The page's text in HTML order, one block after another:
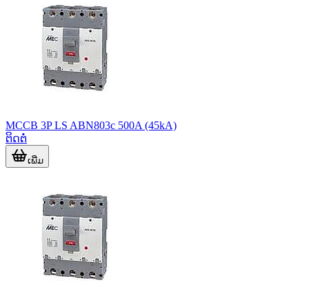
MCCB 3P LS ABN803c 500A (45kA)
ຕິດຕໍ່
ເພີ່ມ